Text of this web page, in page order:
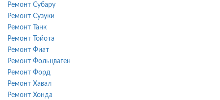
Ремонт Субару
Ремонт Сузуки
Ремонт Танк
Ремонт Тойота
Ремонт Фиат
Ремонт Фольцваген
Ремонт Форд
Ремонт Хавал
Ремонт Хонда